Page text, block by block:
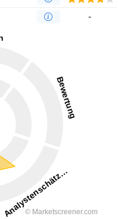
-